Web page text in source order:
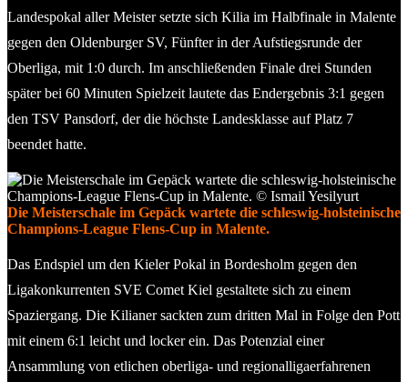
Landespokal aller Meister setzte sich Kilia im Halbfinale in Malente
gegen den Oldenburger SV, Fünfter in der Aufstiegsrunde der
Oberliga, mit 1:0 durch. Im anschließenden Finale drei Stunden
später bei 60 Minuten Spielzeit lautete das Endergebnis 3:1 gegen
den TSV Pansdorf, der die höchste Landesklasse auf Platz 7
beendet hatte.
Die Meisterschale im Gepäck wartete die schleswig-holsteinische
Champions-League Flens-Cup in Malente.
Das Endspiel um den Kieler Pokal in Bordesholm gegen den
Ligakonkurrenten SVE Comet Kiel gestaltete sich zu einem
Spaziergang. Die Kilianer sackten zum dritten Mal in Folge den Pott
mit einem 6:1 leicht und locker ein. Das Potenzial einer
Ansammlung von etlichen oberliga- und regionalligaerfahrenen